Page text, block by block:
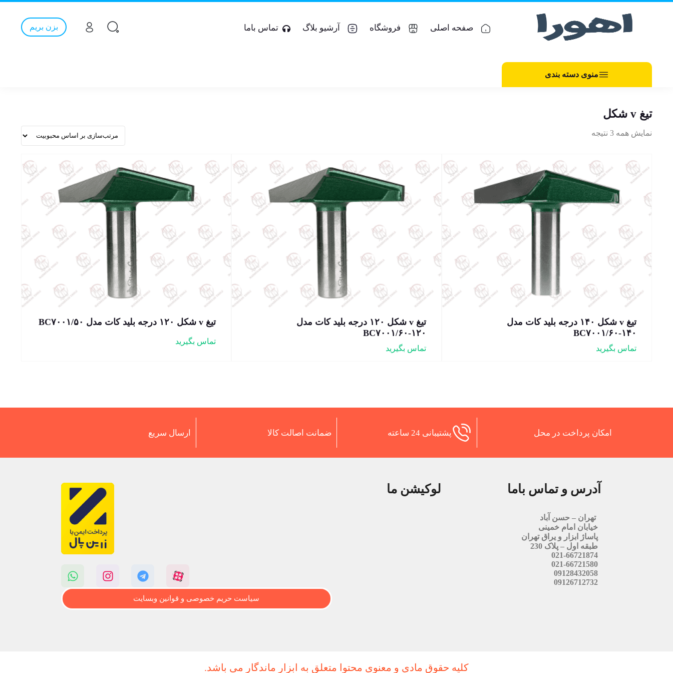
صفحه اصلی فروشگاه آرشیو بلاگ تماس باما بزن بریم
منوی دسته بندی
تیغ v شکل
نمایش همه 3 نتیجه
تیغ v شکل ۱۴۰ درجه بلید کات مدل
BC۷۰۰۱/۶۰-۱۴۰
تماس بگیرید
تیغ v شکل ۱۲۰ درجه بلید کات مدل
BC۷۰۰۱/۶۰-۱۲۰
تماس بگیرید
تیغ v شکل ۱۲۰ درجه بلید کات مدل BC۷۰۰۱/۵۰
تماس بگیرید
امکان پرداخت در محل پشتیبانی 24 ساعته ضمانت اصالت کالا ارسال سریع
آدرس و تماس باما
تهران – حسن آباد
خیابان امام خمینی
پاساژ ابزار و یراق تهران
طبقه اول – پلاک 230
021-66721874
021-66721580
09128432058
09126712732
لوکیشن ما
سیاست حریم خصوصی و قوانین وبسایت
کلیه حقوق مادی و معنوی محتوا متعلق به ابزار ماندگار می باشد.